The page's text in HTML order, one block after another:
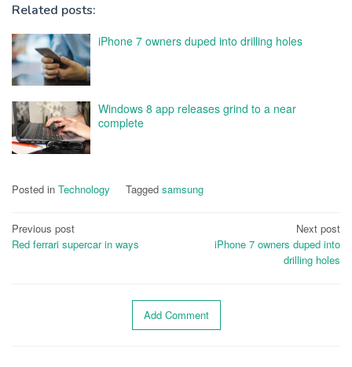
Related posts:
iPhone 7 owners duped into drilling holes
Windows 8 app releases grind to a near
complete
Posted in Technology Tagged samsung
Post
navigation
Previous post
Red ferrari supercar in ways
Next post
iPhone 7 owners duped into
drilling holes
Add Comment